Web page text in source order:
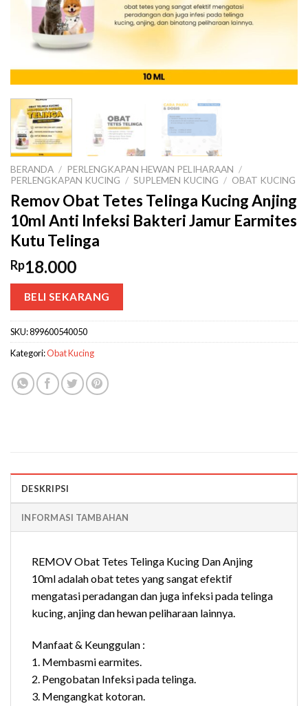
BERANDA / PERLENGKAPAN HEWAN PELIHARAAN /
PERLENGKAPAN KUCING / SUPLEMEN KUCING / OBAT KUCING
Remov Obat Tetes Telinga Kucing Anjing
10ml Anti Infeksi Bakteri Jamur Earmites
Kutu Telinga
Rp18.000
BELI SEKARANG
SKU:899600540050
Kategori:Obat Kucing
DESKRIPSI
INFORMASI TAMBAHAN
REMOV Obat Tetes Telinga Kucing Dan Anjing
10ml adalah obat tetes yang sangat efektif
mengatasi peradangan dan juga infeksi pada telinga
kucing, anjing dan hewan peliharaan lainnya.
Manfaat & Keunggulan :
1. Membasmi earmites.
2. Pengobatan Infeksi pada telinga.
3. Mengangkat kotoran.